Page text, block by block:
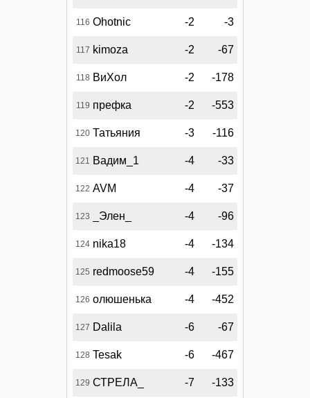
116 Ohotnic -2 -3
117 kimoza -2 -67
118 ВиХол -2 -178
119 префка -2 -553
120 Татьяния -3 -116
121 Вадим_1 -4 -33
122 AVM -4 -37
123 _Элен_ -4 -96
124 nika18 -4 -134
125 redmoose59 -4 -155
126 олюшенька -4 -452
127 Dalila -6 -67
128 Tesak -6 -467
129 СТРЕЛА_ -7 -133